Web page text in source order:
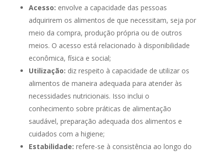
Acesso: envolve a capacidade das pessoas
adquirirem os alimentos de que necessitam, seja por
meio da compra, produção própria ou de outros
meios. O acesso está relacionado à disponibilidade
econômica, física e social;
Utilização: diz respeito à capacidade de utilizar os
alimentos de maneira adequada para atender às
necessidades nutricionais. Isso inclui o
conhecimento sobre práticas de alimentação
saudável, preparação adequada dos alimentos e
cuidados com a higiene;
Estabilidade: refere-se à consistência ao longo do